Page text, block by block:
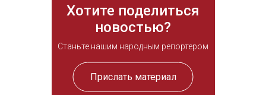
Хотите поделиться
новостью?
Станьте нашим народным репортером
Прислать материал